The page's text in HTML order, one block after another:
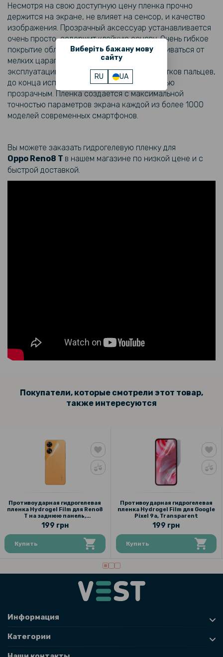
Виберіть бажану мову
сайту
RU UA
119 грн
199 грн
Чехол-накладка Carbon для Oppo A57s
169 грн
199 грн
Закаленное защитное стекло Full Screen 3D Tempered Glass для
Oppo Reno8 T 5G, Black
Противоударная гидрогелевая пленка Hydrogel Film для Asus ROG
Phone 7, Transparent
Несмотря на свою доступную цену пленка прочно
держится на экране, не влияет на сенсор, и качество
изображения. Прозрачный аксессуар устанавливается
очень просто, содержит клейкую основу. Очень гибкое
покрытие обладает способностью разглаживаться от
мелких царапин, что увеличивает его срок
эксплуатации. Снижает количество отпечатков пальцев,
до конца использования остается полностью
прозрачным. Пленка создается с максимальной
точностью параметров экрана каждой из более 1000
моделей современных смартфонов.
Вы можете заказать гидрогелевую пленку для
Oppo Reno8 T в нашем магазине по низкой цене и с
быстрой доставкой.
Покупатели, которые смотрели этот товар,
также интересуются
Противоударная гидрогелевая
пленка Hydrogel Film для Reno8
T на заднюю панель,
Transparent
199 грн
Купить
Противоударная гидрогелевая
пленка Hydrogel Film для Google
Pixel 9a, Transparent
199 грн
Купить
Информация
Категории